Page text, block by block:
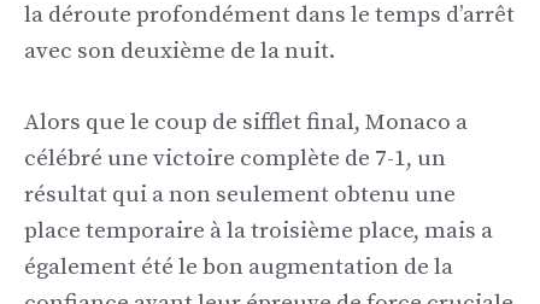
la déroute profondément dans le temps d’arrêt
avec son deuxième de la nuit.
Alors que le coup de sifflet final, Monaco a
célébré une victoire complète de 7-1, un
résultat qui a non seulement obtenu une
place temporaire à la troisième place, mais a
également été le bon augmentation de la